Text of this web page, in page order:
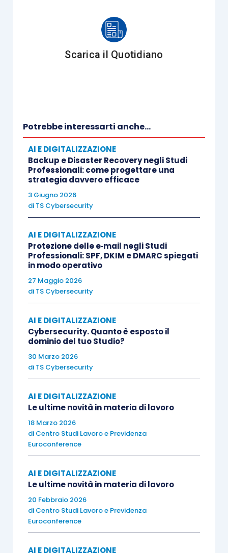
quanto uno Studio rischia in termini concreti
di prendere decisioni informate sugli
investimenti in sicurezza.
Per questo motivo si sta diffondendo un
approccio più strutturato, basato sulla
quantificazione economica del rischio cyber
L’obiettivo è stimare, con maggiore precisione
possibile, quale potrebbe essere il costo reale di
Dalla vulnerabilità all’impatto: cosa considerare
nella valutazione
Per tradurre un rischio tecnico in un valore
caso degli Studi professionali, alcune variabili
sono particolarmente rilevanti:
informazioni sensibili dei clienti;
fermo operativo
accedere ai sistemi e rispettare
scadenze;
violazioni o obblighi di notifica (es. GDPR);
perdita di fiducia e di clienti nel medio
periodo.
Scarica il Quotidiano
Potrebbe interessarti anche...
AI E DIGITALIZZAZIONE
Backup e Disaster Recovery negli Studi
Professionali: come progettare una
strategia davvero efficace
3 Giugno 2026
di TS Cybersecurity
AI E DIGITALIZZAZIONE
Protezione delle e‑mail negli Studi
Professionali: SPF, DKIM e DMARC spiegati
in modo operativo
27 Maggio 2026
di TS Cybersecurity
AI E DIGITALIZZAZIONE
Cybersecurity. Quanto è esposto il
dominio del tuo Studio?
30 Marzo 2026
di TS Cybersecurity
AI E DIGITALIZZAZIONE
Le ultime novità in materia di lavoro
18 Marzo 2026
di Centro Studi Lavoro e Previdenza
Euroconference
AI E DIGITALIZZAZIONE
Le ultime novità in materia di lavoro
20 Febbraio 2026
di Centro Studi Lavoro e Previdenza
Euroconference
AI E DIGITALIZZAZIONE